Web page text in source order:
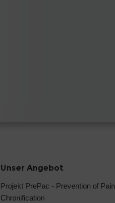
Unser Angebot
Projekt PrePac - Prevention of Pain
Chronification